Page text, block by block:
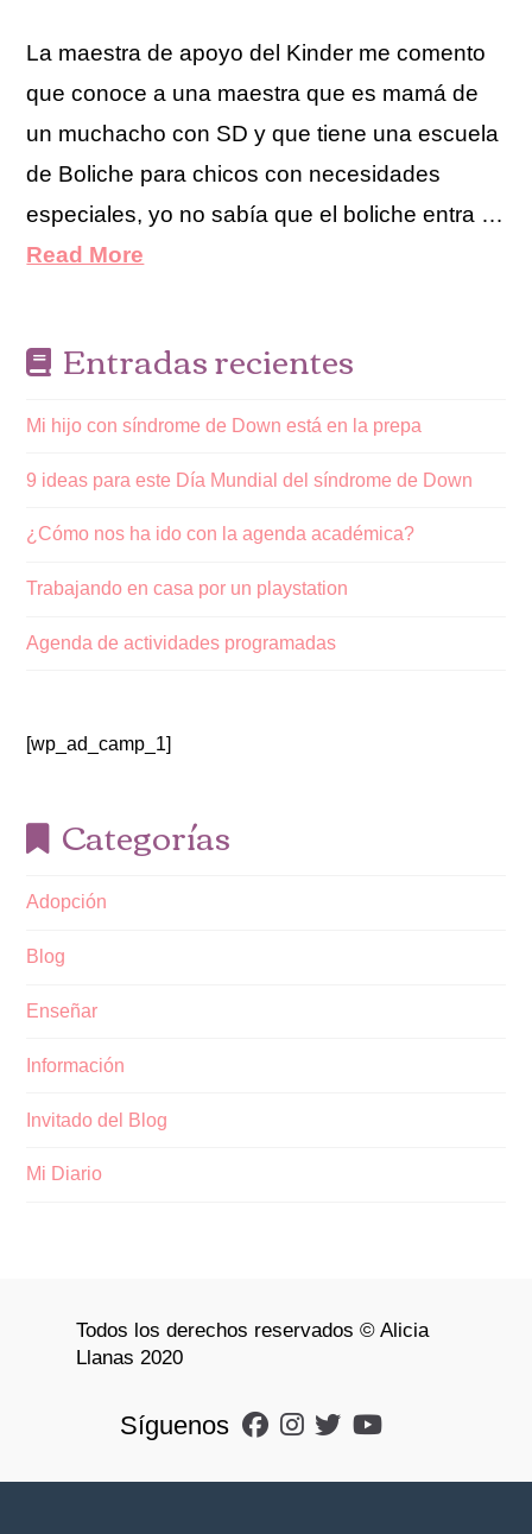
La maestra de apoyo del Kinder me comento
que conoce a una maestra que es mamá de
un muchacho con SD y que tiene una escuela
de Boliche para chicos con necesidades
especiales, yo no sabía que el boliche entra …
Read More
Entradas recientes
Mi hijo con síndrome de Down está en la prepa
9 ideas para este Día Mundial del síndrome de Down
¿Cómo nos ha ido con la agenda académica?
Trabajando en casa por un playstation
Agenda de actividades programadas
[wp_ad_camp_1]
Categorías
Adopción
Blog
Enseñar
Información
Invitado del Blog
Mi Diario
Todos los derechos reservados © Alicia
Llanas 2020
Síguenos